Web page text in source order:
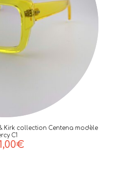
Kirk collection Centena modèle
C1
€